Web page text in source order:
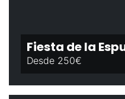
Fiesta de la
Desde 250€